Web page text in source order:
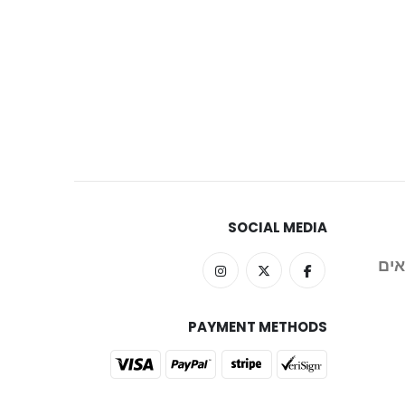
SOCIAL MEDIA
PAYMENT METHODS